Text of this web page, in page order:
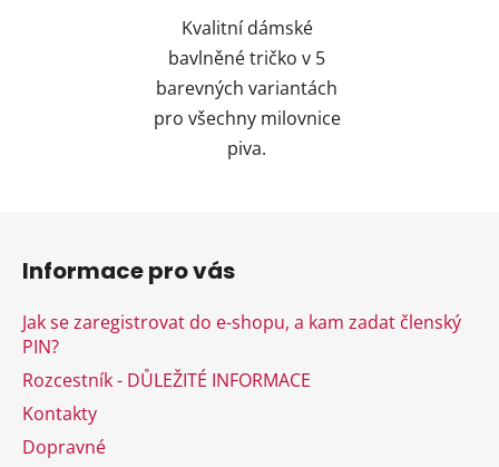
Kvalitní dámské
bavlněné tričko v 5
barevných variantách
pro všechny milovnice
piva.
Informace pro vás
Jak se zaregistrovat do e-shopu, a kam zadat členský
PIN?
Rozcestník - DŮLEŽITÉ INFORMACE
Kontakty
Dopravné